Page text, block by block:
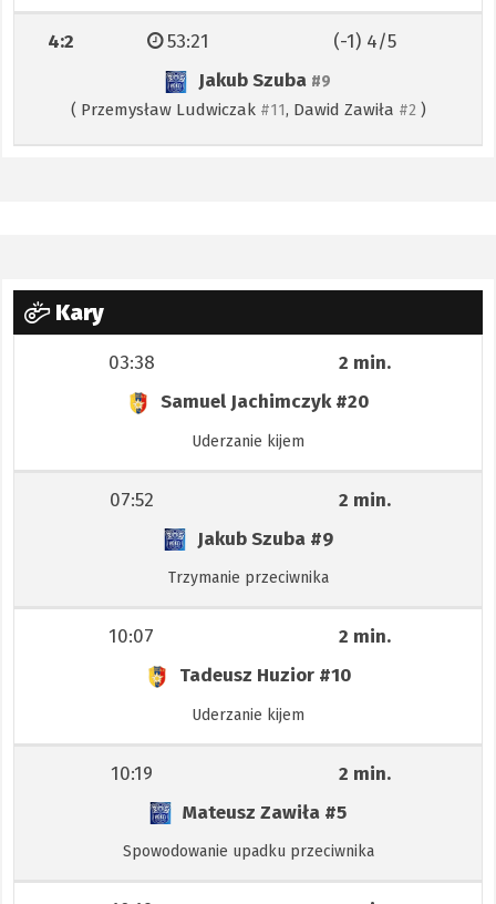
4:2
Jakub Szuba #9
( Przemysław Ludwiczak #11, Dawid Zawiła #2)
(-1) 4/5
53:21
Kary
03:38
2 min.
Samuel Jachimczyk#20
Uderzanie kijem
07:52
2 min.
Jakub Szuba #9
Trzymanie przeciwnika
10:07
2 min.
Tadeusz Huzior #10
Uderzanie kijem
10:19
2 min.
Mateusz Zawiła #5
Spowodowanie upadku przeciwnika